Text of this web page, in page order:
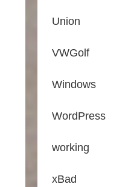
Union
VWGolf
Windows
WordPress
working
xBad